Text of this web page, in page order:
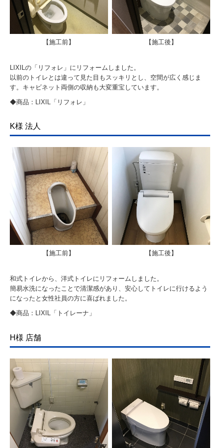
【施工前】 【施工後】
LIXILの「リフォレ」にリフォームしました。
以前のトイレとは違って見た目もスッキリとし、空間が広く感じま
す。キャビネット両側の収納も大変重宝しています。
◆商品：LIXIL「リフォレ」
K様 法人
【施工前】 【施工後】
和式トイレから、洋式トイレにリフォームしました。
簡易水洗になったことで清潔感があり、安心してトイレに行けるよう
になったと女性社員の方に喜ばれました。
◆商品：LIXIL「トイレーナ」
H様 店舗